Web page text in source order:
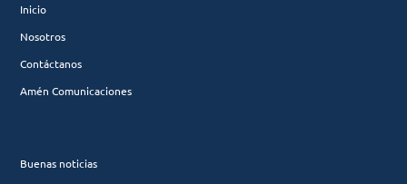
Inicio
Nosotros
Contáctanos
Amén Comunicaciones
Buenas noticias